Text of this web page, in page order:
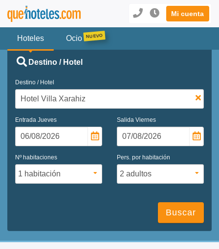
Mi cuenta
Hoteles Ocio
Destino / Hotel
Destino / Hotel
Entrada Jueves Salida Viernes
Nº habitaciones Pers. por habitación
Buscar